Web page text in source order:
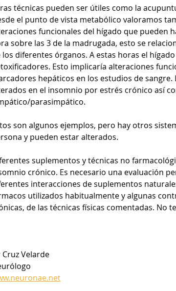
técnicas pueden ser útiles como la
el punto de vista metabólico valoramos
funcionales del hígado que pueden
sobre las 3 de la madrugada, esto se
los diferentes órganos. A estas horas el
Esto implicaría alteraciones
hepáticos en los estudios de
en el insomnio por estrés crónico así
parasimpático.
son algunos ejemplos, pero hay otros
y pueden estar alterados.
suplementos y técnicas no
crónico. Es necesario una evaluación
interacciones de suplementos
utilizados habitualmente y algunas
de las técnicas físicas comentadas. No
Cruz Velarde